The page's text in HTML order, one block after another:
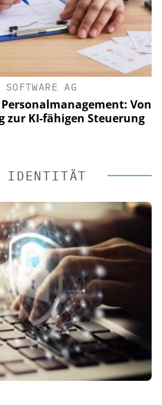
AG
Von
KI-fähigen Steuerung
IDENTITÄT